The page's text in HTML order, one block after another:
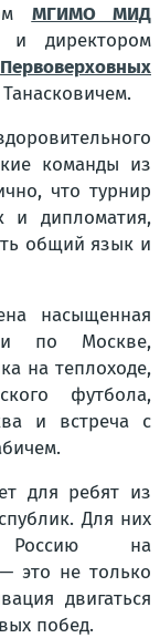
МГИМО МИД
и директором
Первоверховных
команды из
что турнир
и дипломатия,
общий язык и
насыщенная
по Москве,
на теплоходе,
футбола,
и встреча с
для ребят из
Для них
Россию на
это не только
двигаться
побед.